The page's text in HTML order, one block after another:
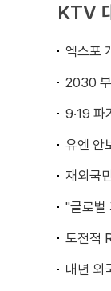
KTV
엑스포
2030 부
9·19 파
유엔 안
재외국
"글로벌
도전적
내년 외